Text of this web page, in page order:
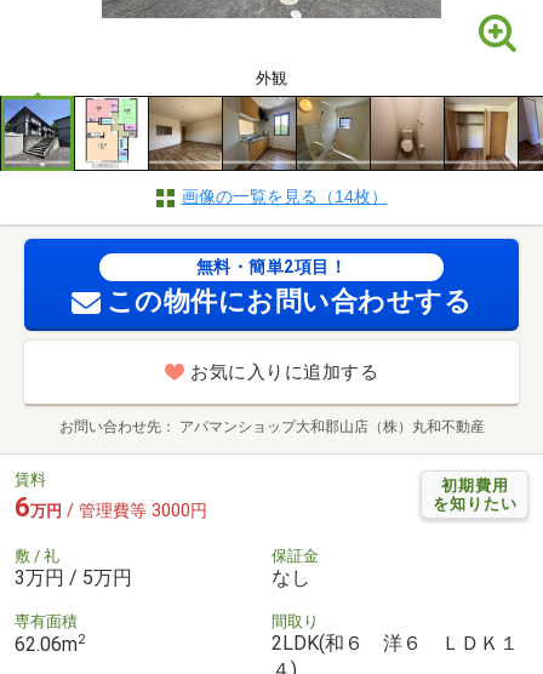
外観
画像の一覧を見る（14枚）
無料・簡単2項目！
この物件にお問い合わせする
お気に入りに追加する
お問い合わせ先 アパマンショップ大和郡山店（株）丸和不動産
初期費用
を知りたい
賃料
6万円 / 管理費等 3000円
敷 / 礼
3万円 / 5万円
保証金
なし
専有面積
62.06m2
間取り
2LDK(和６ 洋６ ＬＤＫ１